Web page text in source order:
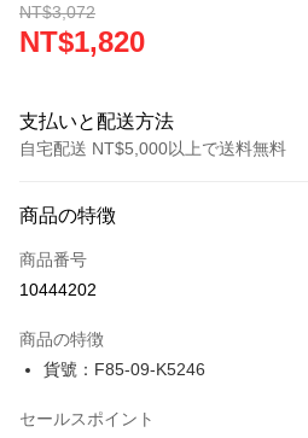
NT$3,072
NT$1,820
支払いと配送方法
自宅配送 NT$5,000以上で送料無料
クレジットカード1回払い
LINE Pay
JKOPAY
商品の特徴
商品番号
10444202
商品の特徴
貨號：F85-09-K5246
セールスポイント